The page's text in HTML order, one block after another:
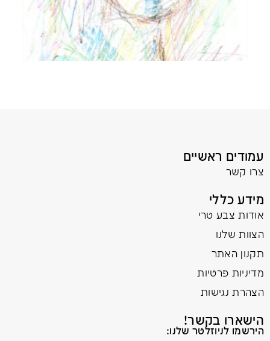
עמודים ראשיים
צרו קשר
מידע כללי
אודות צבע טרי
הצוות שלנו
תקנון האתר
מדיניות פרטיות
הצהרת נגישות
הישארו בקשר!
הירשמו לניוזלטר שלנו: